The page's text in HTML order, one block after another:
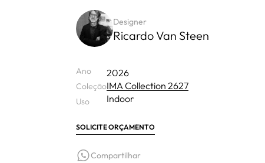
Designer
Ricardo Van Steen
Ano
Coleção
Uso
2026
IMA Collection 2627
Indoor
SOLICITE ORÇAMENTO
Compartilhar